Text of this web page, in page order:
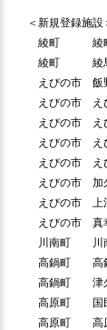
＜新規登録施設
綾町 綾町
綾町 綾馬
えびの市 飯
えびの市 え
えびの市 え
えびの市 え
えびの市 え
えびの市 加
えびの市 上
えびの市 真
川南町 川南
高鍋町 高
高鍋町 津久
高原町 国民
高原町 高原